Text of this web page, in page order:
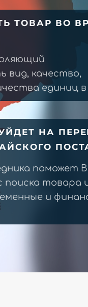
ТОВАР ВО
вид, качество,
единиц
НА
поможет
товара
и